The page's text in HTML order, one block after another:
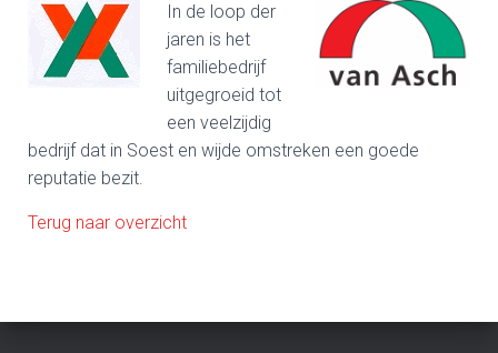
In de loop der
jaren is het
familiebedrijf
uitgegroeid tot
een veelzijdig
bedrijf dat in Soest en wijde omstreken een goede
reputatie bezit.
Terug naar overzicht